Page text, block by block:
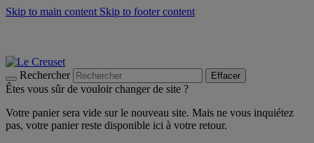
Skip to main content Skip to footer content
Rechercher Effacer
Êtes vous sûr de vouloir changer de site ?
Votre panier sera vide sur le nouveau site. Mais ne vous inquiétez
pas, votre panier reste disponible ici à votre retour.